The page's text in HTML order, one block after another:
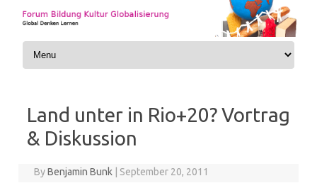
Skip to content
Land unter in Rio+20? Vortrag
& Diskussion
ByBenjamin Bunk September 20, 2011